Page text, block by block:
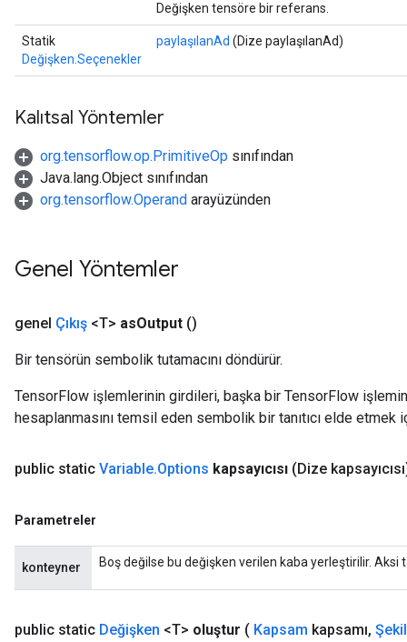
Değişken tensöre bir referans.
Statik
Değişken.Seçenekler
paylaşılanAd (Dize paylaşılanAd)
Kalıtsal Yöntemler
org.tensorflow.op.PrimitiveOp sınıfından
Java.lang.Object sınıfından
org.tensorflow.Operand arayüzünden
Genel Yöntemler
genel Çıkış <T> asOutput ()
Bir tensörün sembolik tutamacını döndürür.
TensorFlow işlemlerinin girdileri, başka bir TensorFlow
hesaplanmasını temsil eden sembolik bir tanıtıcı elde etmek
public static Variable.Options kapsayıcısı (Dize
Parametreler
konteyner Boş değilse bu değişken verilen kaba yerleştirilir. Aksi
public static Değişken <T> oluştur ( Kapsam kapsamı, Şekil